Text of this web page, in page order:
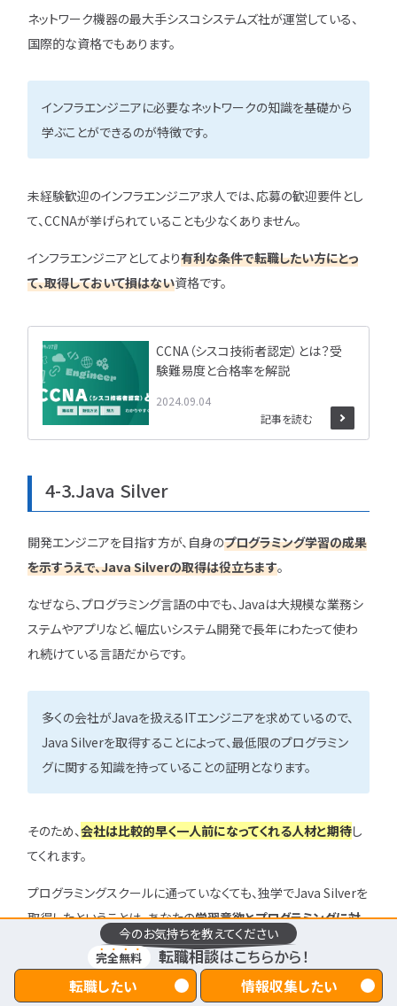
今のお気持ちを教えてください
完全無料 転職相談はこちらから！
転職したい 情報収集したい
ネットワーク機器の最大手シスコシステムズ社が運営している、
国際的な資格でもあります。
インフラエンジニアに必要なネットワークの知識を基礎から
学ぶことができるのが特徴です。
未経験歓迎のインフラエンジニア求人では、応募の歓迎要件とし
て、CCNAが挙げられていることも少なくありません。
インフラエンジニアとしてより有利な条件で転職したい方にとっ
て、取得しておいて損はない資格です。
2024.09.04
CCNA（シスコ技術者認定）とは？受
験難易度と合格率を解説
記事を読む
4-3.Java Silver
開発エンジニアを目指す方が、自身のプログラミング学習の成果
を示すうえで、Java Silverの取得は役立ちます。
なぜなら、プログラミング言語の中でも、Javaは大規模な業務シ
ステムやアプリなど、幅広いシステム開発で長年にわたって使わ
れ続けている言語だからです。
多くの会社がJavaを扱えるITエンジニアを求めているので、
Java Silverを取得することによって、最低限のプログラミン
グに関する知識を持っていることの証明となります。
そのため、会社は比較的早く一人前になってくれる人材と期待し
てくれます。
プログラミングスクールに通っていなくても、独学でJava Silverを
取得したということは、あなたの学習意欲とプログラミングに対
する適性を示す証拠となります。
まずは、転職のご意向からお選びください！